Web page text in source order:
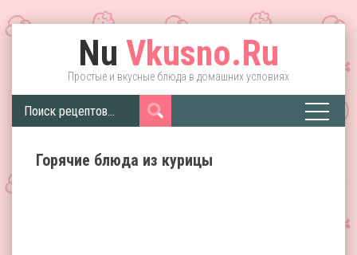
Nu Vkusno.Ru
Простые и вкусные блюда в домашних условиях
Горячие блюда из курицы